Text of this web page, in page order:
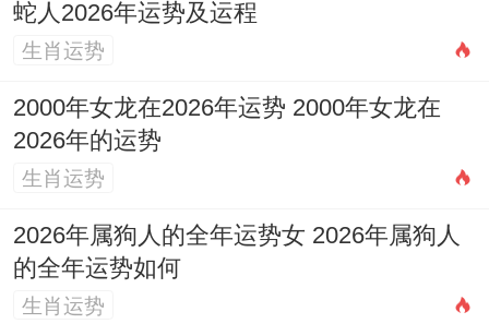
双方因各自忙于事业（尤其是受 「太阳」
大。
本年你需格外警惕因工作应酬或心灵空虚而
能如星火燎原，对既有家庭稳固造成难以弥
合的裂痕。
蛇人2026年运势及运程
生肖运势
2000年女龙在2026年运势 2000年女龙在
2026年的运势
生肖运势
2026年属狗人的全年运势女 2026年属狗人
的全年运势如何
生肖运势